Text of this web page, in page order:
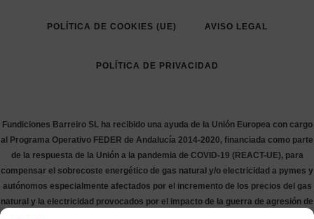
POLÍTICA DE COOKIES (UE) AVISO LEGAL
POLÍTICA DE PRIVACIDAD
Fundiciones Barreiro SL ha recibido una ayuda de la Unión Europea con cargo
al Programa Operativo FEDER de Andalucía 2014-2020, financiada como parte
de la respuesta de la Unión a la pandemia de COVID-19 (REACT-UE), para
compensar el sobrecoste energético de gas natural y/o electricidad a pymes y
autónomos especialmente afectados por el incremento de los precios del gas
natural y la electricidad provocados por el impacto de la guerra de agresión de